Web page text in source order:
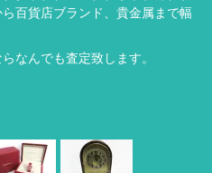
百貨店ブランド、貴金属まで幅
なんでも査定致します。